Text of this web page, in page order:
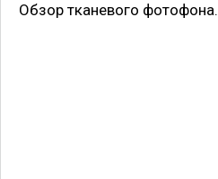
Обзор тканевого фотофона.